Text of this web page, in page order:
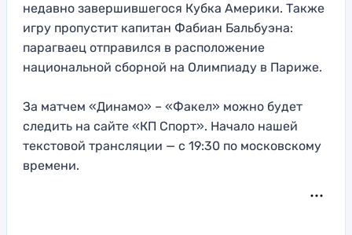
недавно завершившегося Кубка Америки. Также
игру пропустит капитан Фабиан Бальбуэна:
парагваец отправился в расположение
национальной сборной на Олимпиаду в Париже.
За матчем «Динамо» – «Факел» можно будет
следить на сайте «КП Спорт». Начало нашей
текстовой трансляции — с 19:30 по московскому
времени.